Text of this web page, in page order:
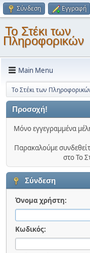
Σύνδεση Εγγραφή
Το Στέκι των
Πληροφορικών
Main Menu
Το Στέκι των
Προσοχή!
Μόνο εγγεγραμμένα
Παρακαλούμε
στο Το
Σύνδεση
Όνομα χρήστη:
Κωδικός: